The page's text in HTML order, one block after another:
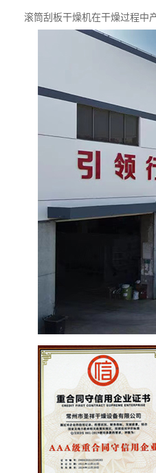
滚筒刮板干燥机在干燥过程中